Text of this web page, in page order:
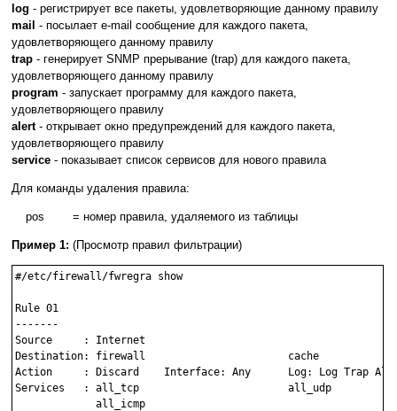
log - регистрирует все пакеты, удовлетворяющие данному правилу
mail - посылает e-mail сообщение для каждого пакета,
удовлетворяющего данному правилу
trap - генерирует SNMP прерывание (trap) для каждого пакета,
удовлетворяющего данному правилу
program - запускает программу для каждого пакета,
удовлетворяющего правилу
alert- открывает окно предупреждений для каждого пакета,
удовлетворяющего правилу
service - показывает список сервисов для нового правила
Для команды удаления правила:
pos = номер правила, удаляемого из таблицы
Пример 1: (Просмотр правил фильтрации)
#/etc/firewall/fwregra show
Rule 01
-------
Source     : Internet
Destination: firewall                       cache
Action     : Discard    Interface: Any      Log: Log Trap
Services   : all_tcp                        all_udp
all_icmp